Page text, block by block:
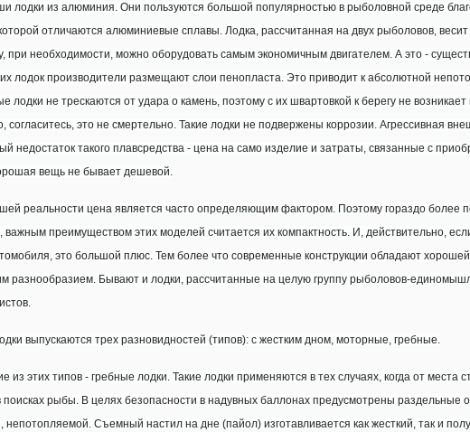
лодки из алюминия. Они пользуются большой популярностью в рыболовной среде
отличаются алюминиевые сплавы. Лодка, рассчитанная на двух рыболовов,
при необходимости, можно оборудовать самым экономичным двигателем. А это -
лодок производители размещают слои пенопласта. Это приводит к абсолютной
лодки не трескаются от удара о камень, поэтому с их швартовкой к берегу не
согласитесь, это не смертельно. Такие лодки не подвержены коррозии. Агрессивная
недостаток такого плавсредства - цена на само изделие и затраты, связанные с
вещь не бывает дешевой.
реальности цена является часто определяющим фактором. Поэтому гораздо более
преимуществом этих моделей считается их компактность. И, действительно,
это большой плюс. Тем более что современные конструкции обладают
разнообразием. Бывают и лодки, рассчитанные на целую группу рыболовов-
выпускаются трех разновидностей (типов): с жестким дном, моторные, гребные.
из этих типов - гребные лодки. Такие лодки применяются в тех случаях, когда от места
поисках рыбы. В целях безопасности в надувных баллонах предусмотрены раздельные
непотопляемой. Съемный настил на дне (пайол) изготавливается как жесткий, так и